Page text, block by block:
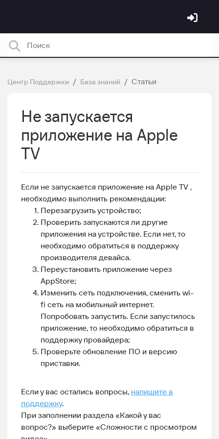
Центр Поддержки База знаний Статьи
Не запускается
приложение на Apple
TV
Если не запускается приложение на Apple TV ,
необходимо выполнить рекомендации:
Перезагрузить устройство;
Проверить запускаются ли другие
приложения на устройстве. Если нет, то
необходимо обратиться в поддержку
производителя девайса.
Переустановить приложение через
AppStore;
Изменить сеть подключения, сменить wi-
fi сеть на мобильный интернет.
Попробовать запустить. Если запустилось
приложение, то необходимо обратиться в
поддержку провайдера;
Проверьте обновление ПО и версию
приставки.
Если у вас остались вопросы, напишите в
поддержку.
При заполнении раздела «Какой у вас
вопрос?» выберите «Сложности с просмотром